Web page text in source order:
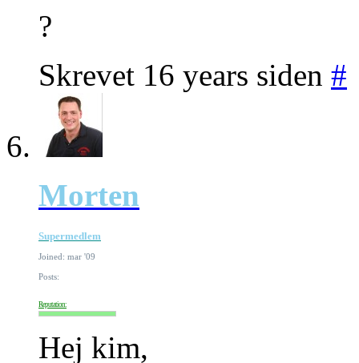
?
Skrevet 16 years siden #
Morten
Supermedlem
Joined: mar '09
Posts:
Reputation:
Hej kim,